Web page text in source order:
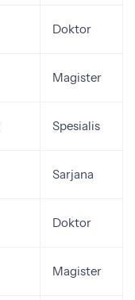
Doktor
Magister
Spesialis
Sarjana
Doktor
Magister